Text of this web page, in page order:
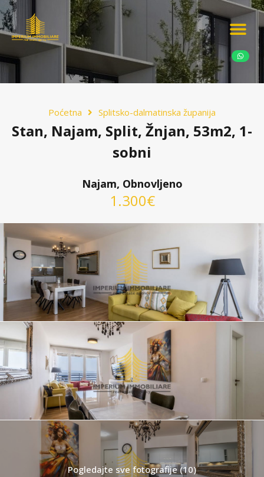
Poćetna Splitsko-dalmatinska županija
Stan, Najam, Split, Žnjan, 53m2, 1-
sobni
Najam, Obnovljeno
1.300€
Pogledajte sve fotografije (10)